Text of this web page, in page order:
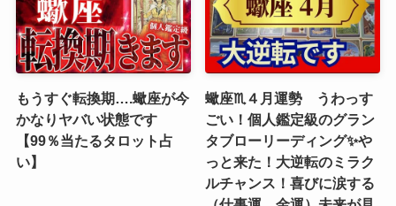
もうすぐ転換期….蠍座が今
かなりヤバい状態です
【99％当たるタロット占
い】
蠍座♏４月運勢 うわっす
ごい！個人鑑定級のグラン
タブローリーディング✨や
っと来た！大逆転のミラク
ルチャンス！喜びに涙する